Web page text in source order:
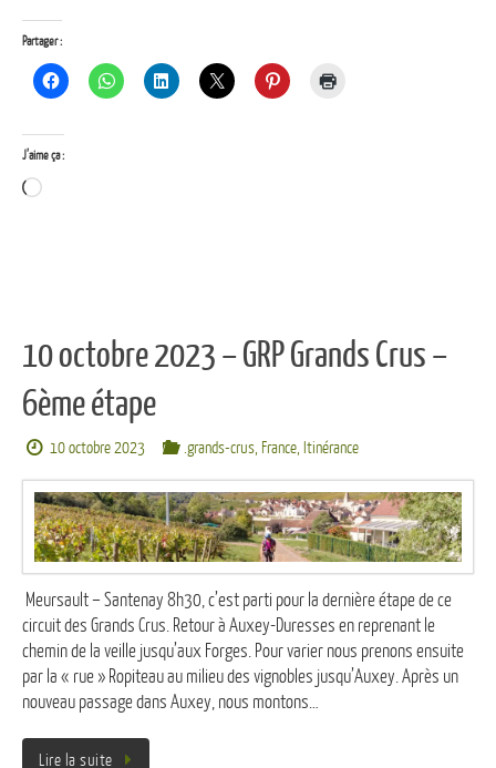
Partager :
J’aime ça :
Chargement…
10 octobre 2023 – GRP Grands Crus –
6ème étape
10 octobre 2023 .grands-crus, France, Itinérance
Meursault – Santenay 8h30, c’est parti pour la dernière étape de ce
circuit des Grands Crus. Retour à Auxey-Duresses en reprenant le
chemin de la veille jusqu’aux Forges. Pour varier nous prenons ensuite
par la « rue » Ropiteau au milieu des vignobles jusqu’Auxey. Après un
nouveau passage dans Auxey, nous montons…
Lire la suite